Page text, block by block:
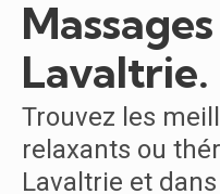
Lavaltrie.
Trouvez les
relaxants ou
Lavaltrie et